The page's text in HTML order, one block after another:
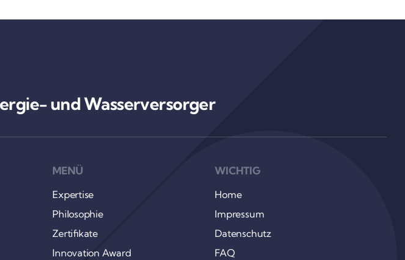
und Wasser­ver­sorger
MENÜ
Exper­tise
Philo­so­phie
Zerti­fi­kate
Inno­va­tion Award
WICHTIG
Home
Impressum
Daten­schutz
FAQ